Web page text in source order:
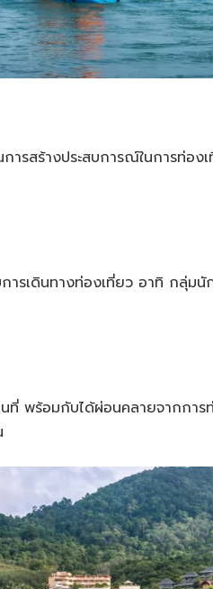
ารสร้างประสบการณ์ในการท่อง
รเดินทางท่องเที่ยว อาทิ กลุ่ม
ที่ พร้อมกับได้ผ่อนคลายจากกา